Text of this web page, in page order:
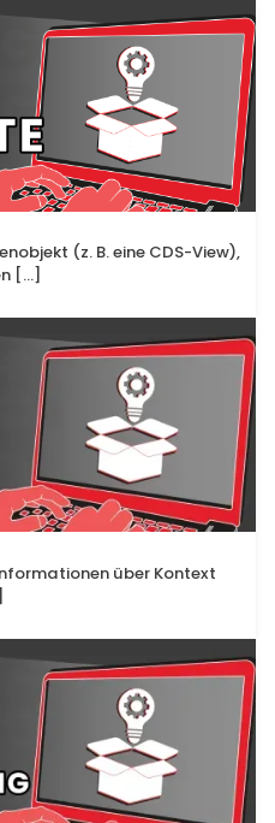
(z. B. eine CDS-View),
[...]
über Kontext